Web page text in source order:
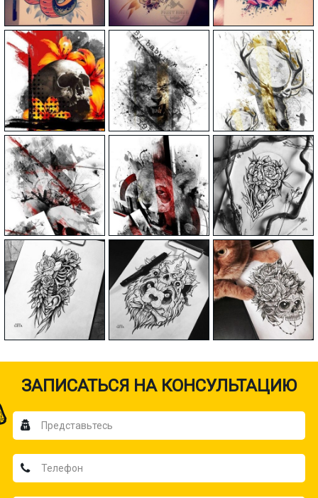
ЗАПИСАТЬСЯ НА КОНСУЛЬТАЦИЮ